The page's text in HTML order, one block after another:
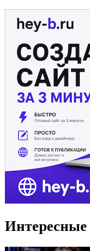
Интересные